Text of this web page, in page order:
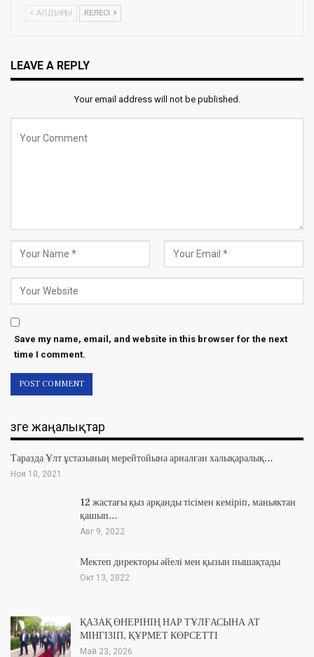
АЛДЫҢҒЫ КЕЛЕСІ
LEAVE A REPLY
Your email address will not be published.
Save my name, email, and website in this browser for the next
time I comment.
Өзге жаңалықтар
Таразда Ұлт ұстазының мерейтойына арналған халықаралық…
Ноя 10, 2021
12 жастағы қыз арқанды тісімен кеміріп, маньяктан
қашып…
Авг 9, 2022
Мектеп директоры әйелі мен қызын пышақтады
Окт 13, 2022
ҚАЗАҚ ӨНЕРІНІҢ НАР ТҰЛҒАСЫНА АТ
МІНГІЗІП, ҚҰРМЕТ КӨРСЕТТІ
Май 23, 2026